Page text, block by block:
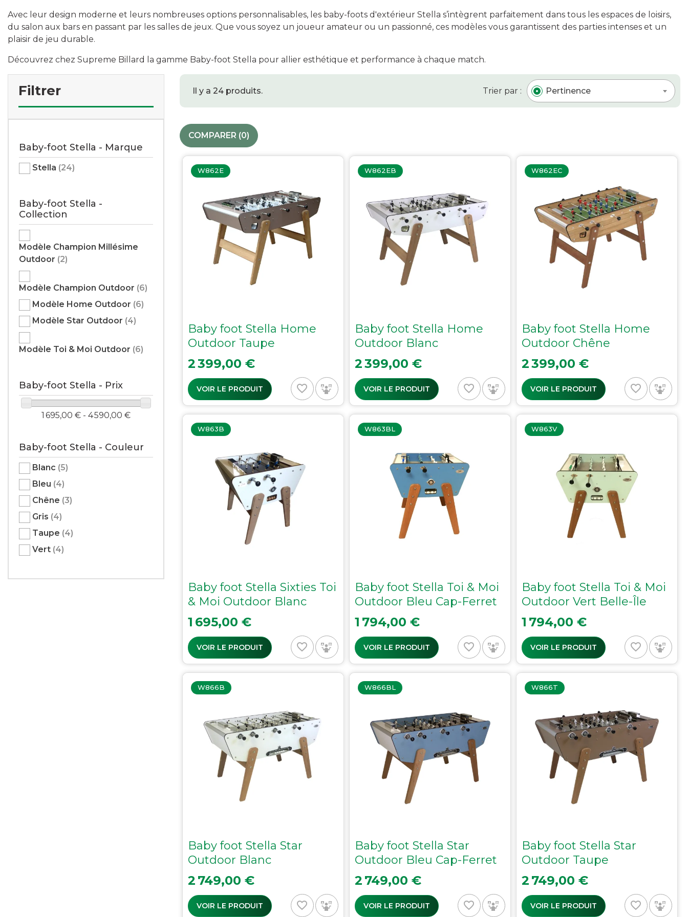
Bancs et Tabourets
Support de Plateau
Américaines
Françaises
Pool
A l'unité
Entrainement
Lots avec billes
Accessoires
Entretien
ACCESSOIRES JOUEURS
Craies
Porte-craies
Gants
Serviettes
Brosses
Housses
Accessoires, nettoyage, petit outillage tapis
Baby-foot René Pierre
Flipper
Boules
Sacoches
Accessoires palets
Avec leur design moderne et leurs nombreuses options personnalisables, les baby-foots d'extérieur Stella s’intègrent parfaitement dans tous les espaces de loisirs,
du salon aux bars en passant par les salles de jeux. Que vous soyez un joueur amateur ou un passionné, ces modèles vous garantissent des parties intenses et un
plaisir de jeu durable.
Découvrez chez Supreme Billard la gamme Baby-foot Stella pour allier esthétique et performance à chaque match.
Filtrer
Baby-foot Stella - Marque
Stella (24)
Baby-foot Stella -
Collection
Modèle Champion Millésime
Outdoor (2)
Modèle Champion Outdoor (6)
Modèle Home Outdoor (6)
Modèle Star Outdoor (4)
Modèle Toi & Moi Outdoor (6)
Baby-foot Stella - Prix
1 695,00 € - 4 590,00 €
Baby-foot Stella - Couleur
Blanc (5)
Bleu (4)
Chêne (3)
Gris (4)
Taupe (4)
Vert (4)
Il y a 24 produits. Trier par : Pertinence
COMPARER (0)‎
W862E
Baby foot Stella Home
Outdoor Taupe
Prix
2 399,00 €
VOIR LE PRODUIT favorite_border
W862EB
Baby foot Stella Home
Outdoor Blanc
Prix
2 399,00 €
VOIR LE PRODUIT favorite_border
W862EC
Baby foot Stella Home
Outdoor Chêne
Prix
2 399,00 €
VOIR LE PRODUIT favorite_border
W863B
Baby foot Stella Sixties Toi
& Moi Outdoor Blanc
Prix
1 695,00 €
VOIR LE PRODUIT favorite_border
W863BL
Baby foot Stella Toi & Moi
Outdoor Bleu Cap-Ferret
Prix
1 794,00 €
VOIR LE PRODUIT favorite_border
W863V
Baby foot Stella Toi & Moi
Outdoor Vert Belle-Île
Prix
1 794,00 €
VOIR LE PRODUIT favorite_border
W866B
Baby foot Stella Star
Outdoor Blanc
Prix
2 749,00 €
VOIR LE PRODUIT favorite_border
W866BL
Baby foot Stella Star
Outdoor Bleu Cap-Ferret
Prix
2 749,00 €
VOIR LE PRODUIT favorite_border
W866T
Baby foot Stella Star
Outdoor Taupe
Prix
2 749,00 €
VOIR LE PRODUIT favorite_border